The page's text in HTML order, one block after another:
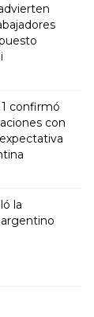
confirmó
con
la